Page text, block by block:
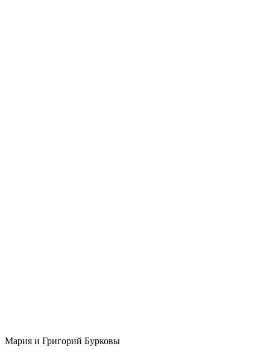
Мария и Григорий Бурковы